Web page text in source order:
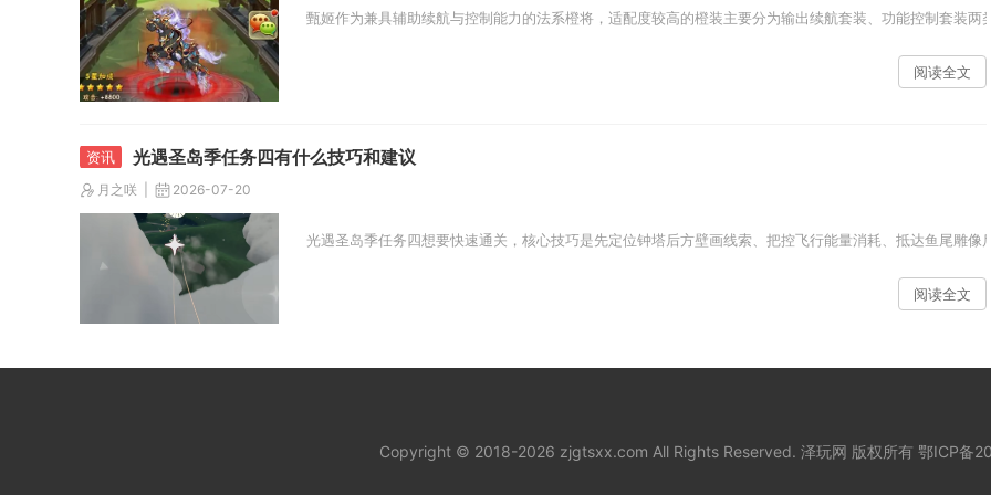
甄姬作为兼具辅助续航与控制能力的法系橙将，适配度较高的橙装主要分为输出续航套装、功能控制套装
阅读全文
光遇圣岛季任务四有什么技巧和建议
月之咲 2026-07-20
光遇圣岛季任务四想要快速通关，核心技巧是先定位钟塔后方壁画线索、把控飞行能量消耗、抵达鱼尾雕
阅读全文
Copyright © 2018-2026 zjgtsxx.com All Rights Reserved. 泽玩网 版权所有 鄂ICP备